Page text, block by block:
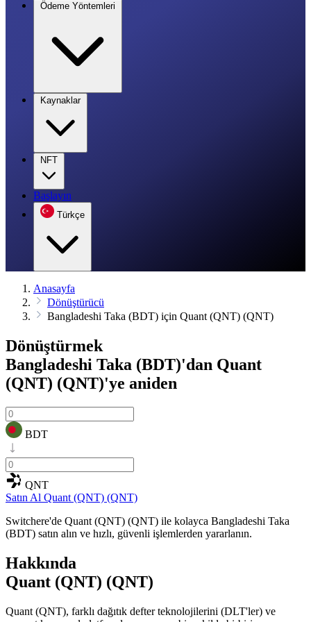
Ödeme Yöntemleri
Kaynaklar
NFT
Başlayın
Türkçe
Anasayfa
Dönüştürücü
Bangladeshi Taka (BDT) için Quant (QNT) (QNT)
Dönüştürmek
Bangladeshi Taka (BDT)'dan Quant
(QNT) (QNT)'ye aniden
BDT
QNT
Satın Al Quant (QNT) (QNT)
Switchere'de Quant (QNT) (QNT) ile kolayca Bangladeshi Taka
(BDT) satın alın ve hızlı, güvenli işlemlerden yararlanın.
Hakkında
Quant (QNT) (QNT)
Quant (QNT), farklı dağıtık defter teknolojilerini (DLT'ler) ve